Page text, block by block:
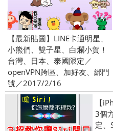
【最新貼圖】LINE卡通明星、
小熊們、雙子星、白爛小賀！
台灣、日本、泰國限定／
openVPN跨區、加好友、綁門
號／2017/2/16
【
3個
定、